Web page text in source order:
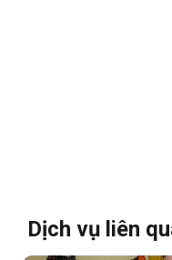
Dịch vụ liên